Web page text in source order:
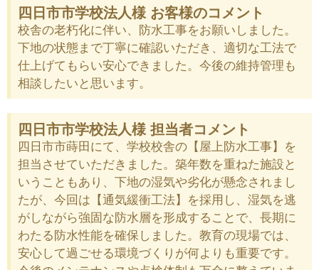
四日市市学校法人様 お客様のコメント
校舎の老朽化に伴い、防水工事をお願いしました。
下地の状態まで丁寧に確認いただき、適切な工法で
仕上げてもらい安心できました。今後の維持管理も
相談したいと思います。
四日市市学校法人様 担当者コメント
四日市市蒔田にて、学校校舎の【屋上防水工事】を
担当させていただきました。築年数を重ねた施設と
いうこともあり、下地の湿気や劣化が懸念されまし
たが、今回は【通気緩衝工法】を採用し、湿気を逃
がしながら強固な防水層を形成することで、長期に
わたる防水性能を確保しました。教育の現場では、
安心して過ごせる環境づくりが何よりも重要です。